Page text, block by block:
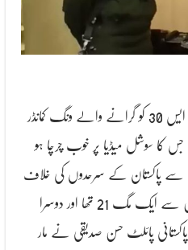
بھارت کے سب سے جدید جنگی طیارے یو ایس 30 کو گرانے والے ونگ کمانڈر
کا سوشل میڈیا پر خوب چرچا ہو
کی طرف سے پاکستان کے سرحدوں کی خلاف
ورزی کرتے ہوئے دو جنگی طیارے جن میں سے ایک مگ 21 تھا اور دوسرا
وہ طیارہ جو کہ مگ 21 اسے پاکستانی پائلٹ حسن صدیقی نے مار